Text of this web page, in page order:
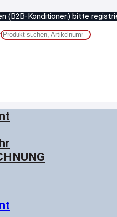
(B2B-Konditionen) bitte